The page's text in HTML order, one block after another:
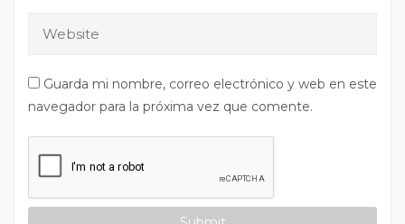
Guarda mi nombre, correo electrónico y web en este
navegador para la próxima vez que comente.